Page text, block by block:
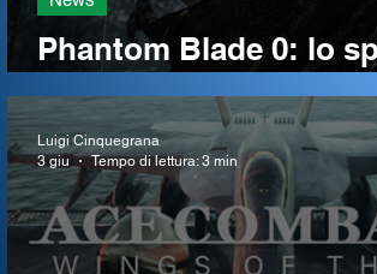
Phantom Blade 0: lo
ci dà un assaggio del
nuova data)
Luigi Cinquegrana
3 giu
Tempo di lettura: 3 min